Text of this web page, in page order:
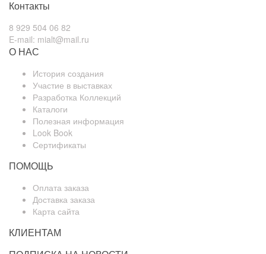
Контакты
8 929 504 06 82
E-mail: mialt@mail.ru
О НАС
История создания
Участие в выставках
Разработка Коллекций
Каталоги
Полезная информация
Look Book
Сертификаты
ПОМОЩЬ
Оплата заказа
Доставка заказа
Карта сайта
КЛИЕНТАМ